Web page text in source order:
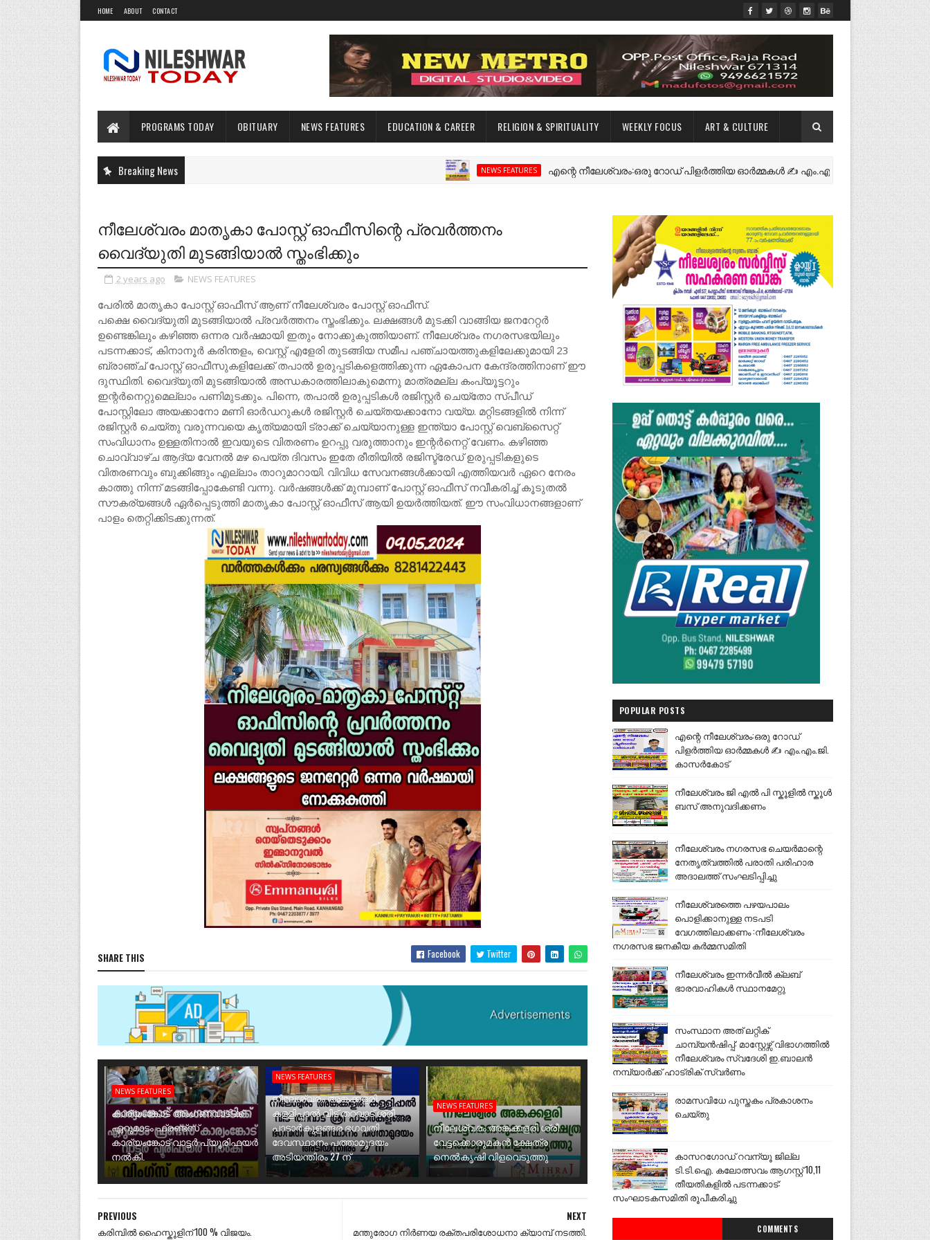
HOME ABOUT CONTACT
PROGRAMS TODAY OBITUARY NEWS FEATURES EDUCATION & CAREER RELIGION & SPIRITUALITY WEEKLY FOCUS ART & CULTURE
Breaking News NEWS FEATURES എന്റെ നീലേശ്വരം:ഒരു റോഡ് പിളർത്തിയ ഓർമ്മകൾ ✍️ എം.എം.ജി. കാസർകോട്
നീലേശ്വരം മാതൃകാ പോസ്റ്റ് ഓഫീസിന്റെ പ്രവർത്തനം
വൈദ്യുതി മുടങ്ങിയാൽ സ്തംഭിക്കും
2 years ago NEWS FEATURES
പേരിൽ മാതൃകാ പോസ്റ്റ് ഓഫീസ് ആണ് നീലേശ്വരം പോസ്റ്റ് ഓഫീസ്.
പക്ഷെ വൈദ്യുതി മുടങ്ങിയാൽ പ്രവർത്തനം സ്തംഭിക്കും. ലക്ഷങ്ങൾ മുടക്കി വാങ്ങിയ ജനറേറ്റർ
ഉണ്ടെങ്കിലും കഴിഞ്ഞ ഒന്നര വർഷമായി ഇതും നോക്കുകുത്തിയാണ്. നീലേശ്വരം നഗരസഭയിലും
പടന്നക്കാട്, കിനാനൂർ കരിന്തളം, വെസ്റ്റ് എളേരി തുടങ്ങിയ സമീപ പഞ്ചായത്തുകളിലേക്കുമായി 23
ബ്രാഞ്ച് പോസ്റ്റ് ഓഫീസുകളിലേക്ക് തപാൽ ഉരുപ്പടികളെത്തിക്കുന്ന ഏകോപന കേന്ദ്രത്തിനാണ് ഈ
ദുസ്ഥിതി. വൈദ്യുതി മുടങ്ങിയാൽ അന്ധകാരത്തിലാകുമെന്നു മാത്രമല്ല കംപ്യൂട്ടറും
ഇന്റർനെറ്റുമെല്ലാം പണിമുടക്കും. പിന്നെ, തപാൽ ഉരുപ്പടികൾ രജിസ്റ്റർ ചെയ്തോ സ്പീഡ്
പോസ്റ്റിലോ അയക്കാനോ മണി ഓർഡറുകൾ രജിസ്റ്റർ ചെയ്തയക്കാനോ വയ്യ. മറ്റിടങ്ങളിൽ നിന്ന്
രജിസ്റ്റർ ചെയ്തു വരുന്നവയെ കൃത്യമായി ട്രാക്ക് ചെയ്യാനുള്ള ഇന്ത്യാ പോസ്റ്റ് വെബ്സൈറ്റ്
സംവിധാനം ഉള്ളതിനാൽ ഇവയുടെ വിതരണം ഉറപ്പു വരുത്താനും ഇന്റർനെറ്റ് വേണം. കഴിഞ്ഞ
ചൊവ്വാഴ്ച ആദ്യ വേനൽ മഴ പെയ്ത ദിവസം ഇതേ രീതിയിൽ രജിസ്ട്രേഡ് ഉരുപ്പടികളുടെ
വിതരണവും ബുക്കിങ്ങും എല്ലാം താറുമാറായി. വിവിധ സേവനങ്ങൾക്കായി എത്തിയവർ ഏറെ നേരം
കാത്തു നിന്ന് മടങ്ങിപ്പോകേണ്ടി വന്നു. വർഷങ്ങൾക്ക് മുമ്പാണ് പോസ്റ്റ് ഓഫീസ് നവീകരിച്ച് കൂടുതൽ
സൗകര്യങ്ങൾ ഏർപ്പെടുത്തി മാതൃകാ പോസ്റ്റ് ഓഫീസ് ആയി ഉയർത്തിയത്. ഈ സംവിധാനങ്ങളാണ്
പാളം തെറ്റിക്കിടക്കുന്നത്.
SHARE THIS Facebook Twitter
NEWS FEATURES
കാര്യംങ്കോട് അംഗണവാടിക്ക്
ഏറുമാടം ഫ്രണ്ട്സ്
കാര്യംങ്കോട് വാട്ടർ പ്യൂരിഫയർ
നൽകി.
NEWS FEATURES
നീലേശ്വരം അങ്കക്കളരി
കള്ളിപ്പാൽ വീട് തറവാട് ശ്രീ
പാടാർകുളങ്ങര ഭഗവതി
ദേവസ്ഥാനം പത്താമുദയം
അടിയന്തിരം 27 ന്
NEWS FEATURES
നീലേശ്വരം അങ്കക്കളരി ശ്രീ
വേട്ടക്കൊരുമകൻ ക്ഷേത്ര
നെൽകൃഷി വിളവെടുത്തു
NEXT
മന്തുരോഗ നിർണയ രക്തപരിശോധനാ ക്യാമ്പ് നടത്തി.
PREVIOUS
കരിമ്പിൽ ഹൈസ്കൂളിന് 100 % വിജയം.
POPULAR POSTS
എന്റെ നീലേശ്വരം:ഒരു റോഡ്
പിളർത്തിയ ഓർമ്മകൾ ✍️ എം.എം.ജി.
കാസർകോട്
നീലേശ്വരം ജി എൽ പി സ്കൂളിൽ സ്കൂൾ
ബസ് അനുവദിക്കണം
നീലേശ്വരം നഗരസഭ ചെയർമാന്റെ
നേതൃത്വത്തിൽ പരാതി പരിഹാര
അദാലത്ത് സംഘടിപ്പിച്ചു
നീലേശ്വരത്തെ പഴയപാലം
പൊളിക്കാനുള്ള നടപടി
വേഗത്തിലാക്കണം :നീലേശ്വരം
നഗരസഭ ജനകീയ കർമ്മസമിതി
നീലേശ്വരം ഇന്നർവീൽ ക്ലബ്
ഭാരവാഹികൾ സ്ഥാനമേറ്റു
സംസ്ഥാന അത് ലറ്റിക്
ചാമ്പ്യൻഷിപ്പ്: മാസ്റ്റേഴ്സ് വിഭാഗത്തിൽ
നീലേശ്വരം സ്വദേശി ഇ.ബാലൻ
നമ്പ്യാർക്ക് ഹാട്രിക് സ്വർണം
രാമസവിധേ പുസ്തകം പ്രകാശനം
ചെയ്തു
കാസറഗോഡ് റവന്യൂ ജില്ല
ടി.ടി.ഐ. കലോത്സവം ആഗസ്റ്റ് 10,11
തീയതികളിൽ പടന്നക്കാട്:
സംഘാടകസമിതി രൂപീകരിച്ചു
COMMENTS